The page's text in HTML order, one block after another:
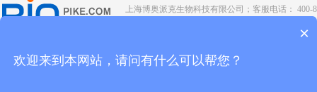
上海博奥派克生物科技有限公司；客服电话： 400-
京ICP备
×
欢迎来到本网站，请问有什么可以帮您？